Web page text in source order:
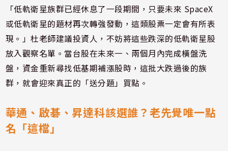
「低軌衛星族群已經休息了一段期間，只要未來 SpaceX
或低軌衛星的題材再次轉強發動，這類股票一定會有所表
現。」杜老師建議投資人，不妨將這些跌深的低軌衛星股
放入觀察名單。當台股在未來一、兩個月內完成橫盤洗
盤，資金重新尋找低基期補漲股時，這批大跌過後的族
群，就會迎來真正的「送分題」買點。
華通、啟碁、昇達科該選誰？老先覺唯一點
名「這檔」